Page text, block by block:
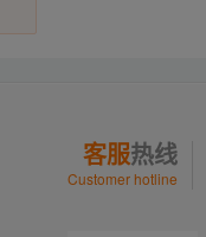
客服热线
Customer hotline